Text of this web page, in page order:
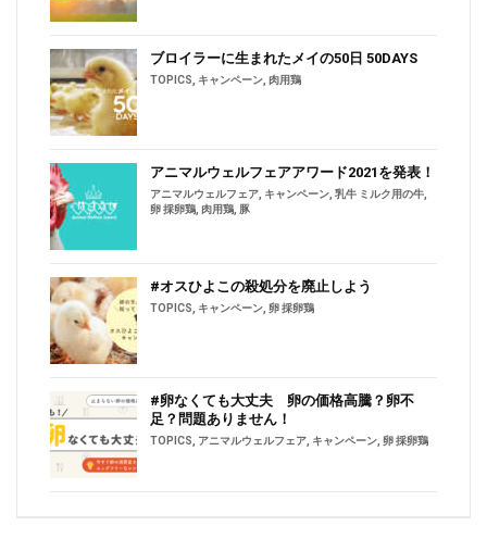
ブロイラーに生まれたメイの50日 50DAYS
TOPICS, キャンペーン, 肉用鶏
アニマルウェルフェアアワード2021を発表！
アニマルウェルフェア, キャンペーン, 乳牛 ミルク用の牛,
卵 採卵鶏, 肉用鶏, 豚
#オスひよこの殺処分を廃止しよう
TOPICS, キャンペーン, 卵 採卵鶏
#卵なくても大丈夫 卵の価格高騰？卵不
足？問題ありません！
TOPICS, アニマルウェルフェア, キャンペーン, 卵 採卵鶏